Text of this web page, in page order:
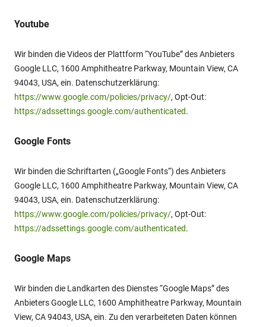
Youtube
Wir binden die Videos der Plattform “YouTube” des Anbieters
Google LLC, 1600 Amphitheatre Parkway, Mountain View, CA
94043, USA, ein. Datenschutzerklärung:
https://www.google.com/policies/privacy/, Opt-Out:
https://adssettings.google.com/authenticated.
Google Fonts
Wir binden die Schriftarten („Google Fonts“) des Anbieters
Google LLC, 1600 Amphitheatre Parkway, Mountain View, CA
94043, USA, ein. Datenschutzerklärung:
https://www.google.com/policies/privacy/, Opt-Out:
https://adssettings.google.com/authenticated.
Google Maps
Wir binden die Landkarten des Dienstes “Google Maps” des
Anbieters Google LLC, 1600 Amphitheatre Parkway, Mountain
View, CA 94043, USA, ein. Zu den verarbeiteten Daten können